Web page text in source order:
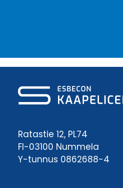
Ratastie 12, PL74
FI-03100 Nummela
Y-tunnus 0862688-4